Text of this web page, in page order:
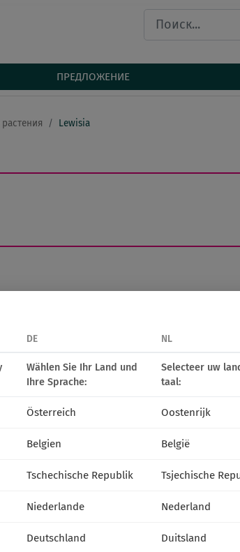
ПРЕДЛОЖЕНИЕ
Lewisia
Grupa Producentów Spółka z o.o.
25 86-022 Dobrcz
DE NL
Wählen Sie Ihr Land und
Ihre Sprache:
Selecteer uw
taal:
Österreich Oostenrijk
Belgien België
Tschechische Republik Tsjechische
Niederlande Nederland
Deutschland Duitsland